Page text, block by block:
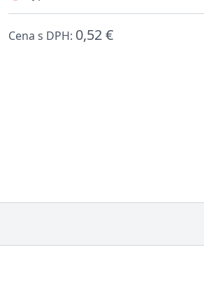
Cena s DPH: 0,52 €